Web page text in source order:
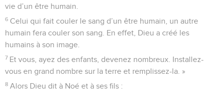
vie d’un être humain.
6 Celui qui fait couler le sang d’un être humain, un autre
humain fera couler son sang. En effet, Dieu a créé les
humains à son image.
7 Et vous, ayez des enfants, devenez nombreux. Installez-
vous en grand nombre sur la terre et remplissez-la. »
8 Alors Dieu dit à Noé et à ses fils :